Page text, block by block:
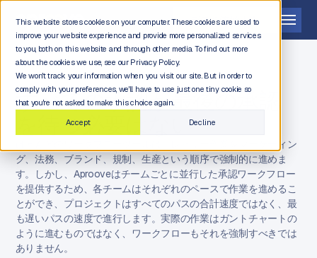
This website stores cookies on your computer. These cookies are used to
improve your website experience and provide more personalized services
to you, both on this website and through other media. To find out more
about the cookies we use, see our Privacy Policy.
We won't track your information when you visit our site. But in order to
comply with your preferences, we'll have to use just one tiny cookie so
that you're not asked to make this choice again.
Accept
Decline
デモを依頼する
すべての承認が最後の承認
を待つ必要はない
ほとんどのワークフローツールは、レビュー作業をマーケティン
グ、法務、ブランド、規制、生産という順序で強制的に進めま
す。しかし、Aprooveはチームごとに並行した承認ワークフロー
を提供するため、各チームはそれぞれのペースで作業を進めるこ
とができ、プロジェクトはすべてのパスの合計速度ではなく、最
も遅いパスの速度で進行します。実際の作業はガントチャートの
ように進むものではなく、ワークフローもそれを強制すべきでは
ありません。